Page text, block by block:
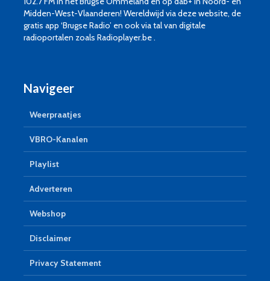
Midden-West-Vlaanderen! Wereldwijd via deze website, de
gratis app ‘Brugse Radio’ en ook via tal van digitale
radioportalen zoals Radioplayer.be .
Navigeer
Weerpraatjes
VBRO-Kanalen
Playlist
Adverteren
Webshop
Disclaimer
Privacy Statement